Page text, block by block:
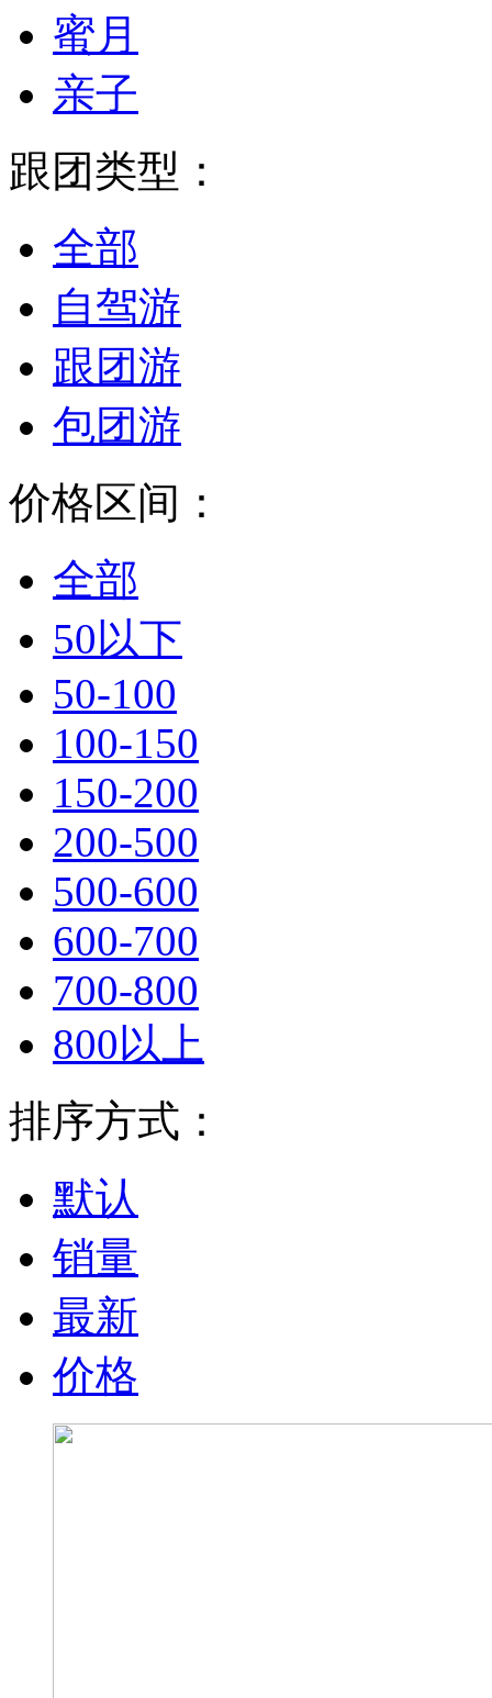
蜜月
亲子
跟团类型：
全部
自驾游
跟团游
包团游
价格区间：
全部
50以下
50-100
100-150
150-200
200-500
500-600
600-700
700-800
800以上
排序方式：
默认
销量
最新
价格